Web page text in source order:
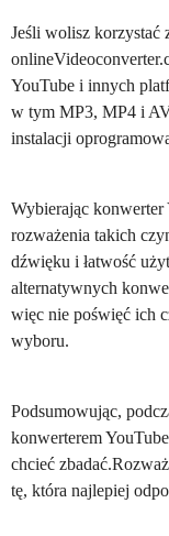
Jeśli wolisz korzystać
YouTube i innych
w tym MP3, MP4 i
instalacji
Wybierając konwerter
rozważenia takich
dźwięku i łatwość
alternatywnych
więc nie poświęć ich
wyboru.
Podsumowując,
konwerterem
chcieć
tę, która najlepiej